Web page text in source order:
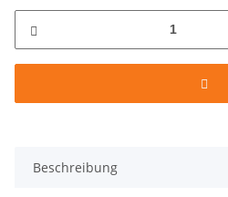
Beschreibung